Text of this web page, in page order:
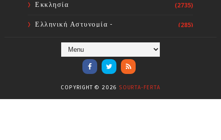
Εκκλησία (2735)
Ελληνική Αστυνομία -
(285)
Ενόργανη Γυμναστική
COPYRIGHT © 2026 SOURTA-FERTA